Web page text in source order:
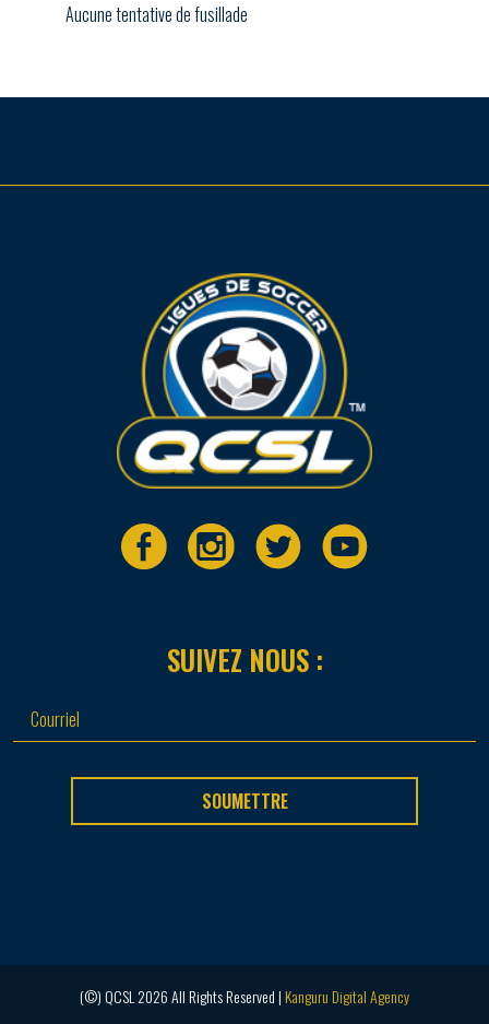
Aucune tentative de fusillade
SUIVEZ NOUS :
SOUMETTRE
(©) QCSL 2026 All Rights Reserved |Kanguru Digital Agency